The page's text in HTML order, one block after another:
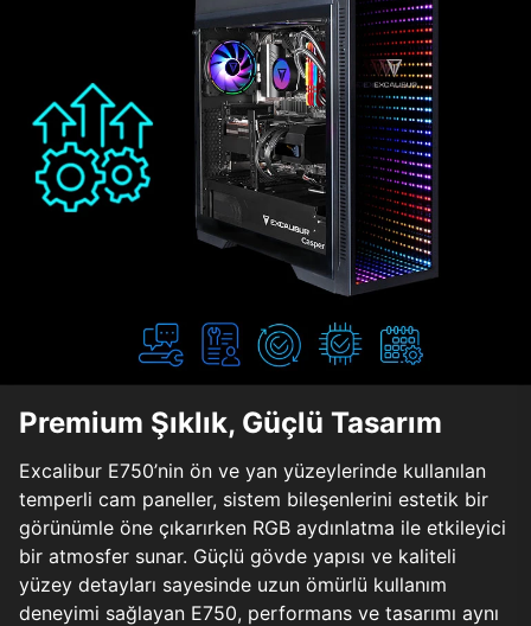
Premium Şıklık, Güçlü Tasarım
Excalibur E750’nin ön ve yan yüzeylerinde kullanılan
temperli cam paneller, sistem bileşenlerini estetik bir
görünümle öne çıkarırken RGB aydınlatma ile etkileyici
bir atmosfer sunar. Güçlü gövde yapısı ve kaliteli
yüzey detayları sayesinde uzun ömürlü kullanım
deneyimi sağlayan E750, performans ve tasarımı aynı